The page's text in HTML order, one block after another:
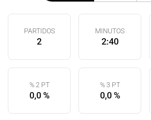
PARTIDOS
2
MINUTOS
2:40
% 2 PT
0,0 %
% 3 PT
0,0 %